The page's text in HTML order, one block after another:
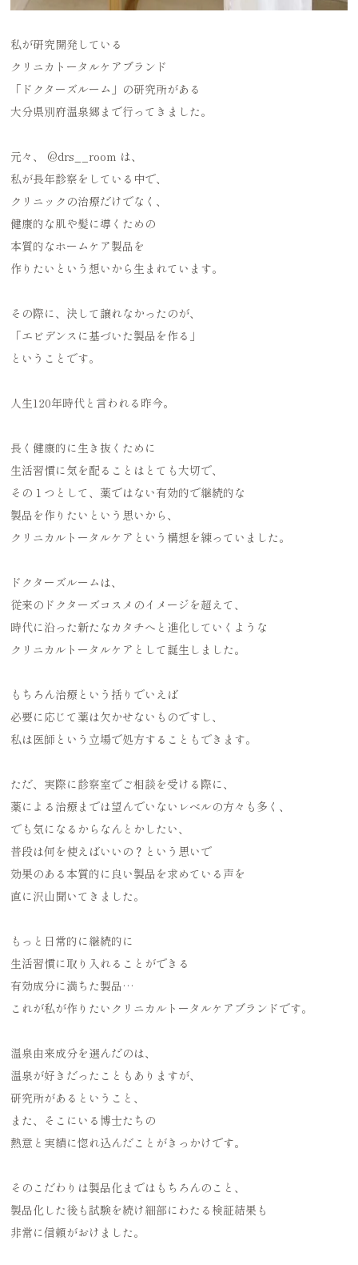
私が研究開発している
クリニカトータルケアブランド
「ドクターズルーム」の研究所がある
大分県別府温泉郷まで行ってきました。
元々、 @drs__room は、
私が長年診察をしている中で、
クリニックの治療だけでなく、
健康的な肌や髪に導くための
本質的なホームケア製品を
作りたいという想いから生まれています。
その際に、決して譲れなかったのが、
「エビデンスに基づいた製品を作る」
ということです。
人生120年時代と言われる昨今。
長く健康的に生き抜くために
生活習慣に気を配ることはとても大切で、
その１つとして、薬ではない有効的で継続的な
製品を作りたいという思いから、
クリニカルトータルケアという構想を練っていました。
ドクターズルームは、
従来のドクターズコスメのイメージを超えて、
時代に沿った新たなカタチへと進化していくような
クリニカルトータルケアとして誕生しました。
もちろん治療という括りでいえば
必要に応じて薬は欠かせないものですし、
私は医師という立場で処方することもできます。
ただ、実際に診察室でご相談を受ける際に、
薬による治療までは望んでいないレベルの方々も多く、
でも気になるからなんとかしたい、
普段は何を使えばいいの？という思いで
効果のある本質的に良い製品を求めている声を
直に沢山聞いてきました。
もっと日常的に継続的に
生活習慣に取り入れることができる
有効成分に満ちた製品…
これが私が作りたいクリニカルトータルケアブランドです。
温泉由来成分を選んだのは、
温泉が好きだったこともありますが、
研究所があるということ、
また、そこにいる博士たちの
熱意と実績に惚れ込んだことがきっかけです。
そのこだわりは製品化まではもちろんのこと、
製品化した後も試験を続け細部にわたる検証結果も
非常に信頼がおけました。